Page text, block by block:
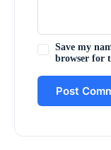
Save my
browser for
Post